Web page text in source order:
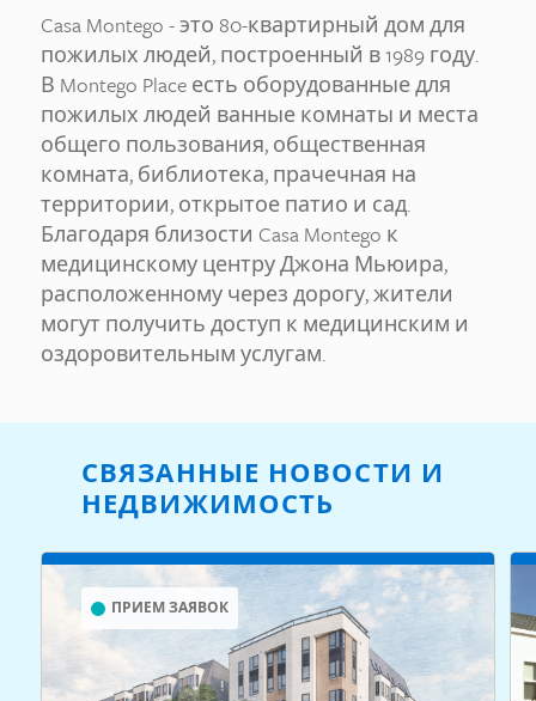
Casa Montego - это 80-квартирный дом для
пожилых людей, построенный в 1989 году.
В Montego Place есть оборудованные для
пожилых людей ванные комнаты и места
общего пользования, общественная
комната, библиотека, прачечная на
территории, открытое патио и сад.
Благодаря близости Casa Montego к
медицинскому центру Джона Мьюира,
расположенному через дорогу, жители
могут получить доступ к медицинским и
оздоровительным услугам.
СВЯЗАННЫЕ НОВОСТИ И
НЕДВИЖИМОСТЬ
ПРИЕМ ЗАЯВОК